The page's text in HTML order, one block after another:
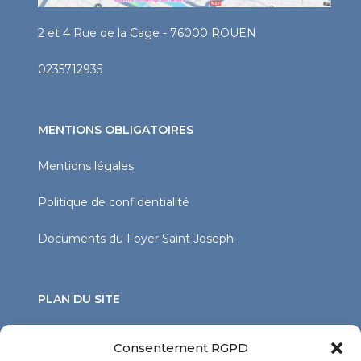
Consentement RGPD
2 et 4 Rue de la Cage - 76000 ROUEN
0235712935
MENTIONS OBLIGATOIRES
Mentions légales
Politique de confidentialité
Documents du Foyer Saint Joseph
PLAN DU SITE
Vie en établissement